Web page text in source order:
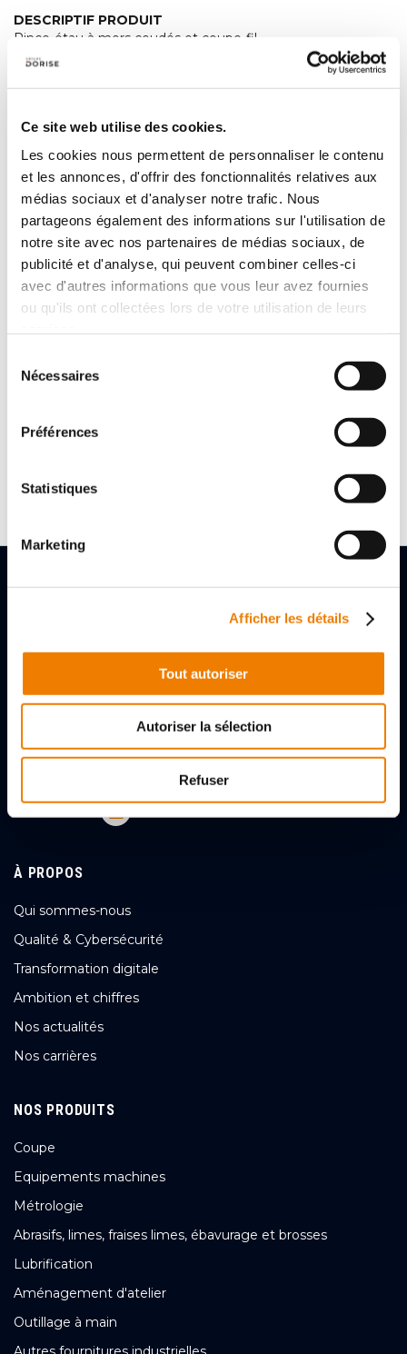
Ce site web utilise des cookies.
Les cookies nous permettent de personnaliser le contenu
et les annonces, d'offrir des fonctionnalités relatives aux
médias sociaux et d'analyser notre trafic. Nous
partageons également des informations sur l'utilisation de
notre site avec nos partenaires de médias sociaux, de
publicité et d'analyse, qui peuvent combiner celles-ci
avec d'autres informations que vous leur avez fournies
ou qu'ils ont collectées lors de votre utilisation de leurs
Nécessaires
Préférences
Statistiques
Marketing
Afficher les détails
Tout autoriser
Autoriser la sélection
Refuser
DESCRIPTIF PRODUIT
Pince-étau à mors coudés et coupe-fil
Modèle : avec coupe-fil intégré et mors de préhension
dentés. L'ouverture et la pression de serrage se règlent au
brillant, avec levier de déverrouillage rapide.
6356300180
Longueur (mm) :180
Capacité de serrage (mm) : 30
Longueur (mm) :
Capacité de serrage (mm) :
2, rue des Gladiateurs
+33 (0)243256056
À PROPOS
Qui sommes-nous
Qualité & Cybersécurité
Transformation digitale
Ambition et chiffres
Nos actualités
Nos carrières
NOS PRODUITS
Coupe
Equipements machines
Métrologie
Abrasifs, limes, fraises limes, ébavurage et brosses
Lubrification
Aménagement d'atelier
Outillage à main